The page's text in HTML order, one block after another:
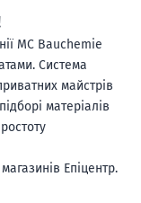
MC Bauchemie
Система
майстрів
матеріалів
Епіцентр.